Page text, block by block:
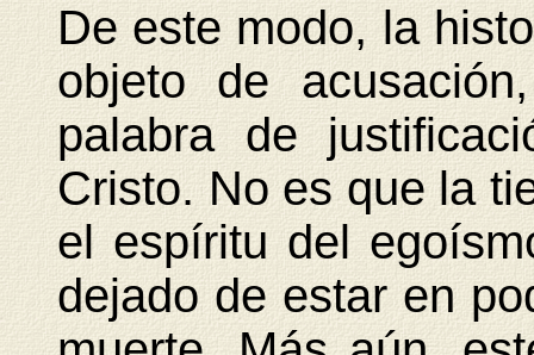
De este modo, la
objeto de
palabra de
Cristo. No es que la
el espíritu del
dejado de estar en